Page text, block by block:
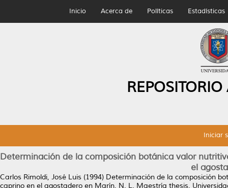
Inicio Acerca de Políticas Estadísticas
Iniciar
Determinación de la composición botánica valor
el
Carlos Rimoldi, José Luis (1994) Determinación de la composición
caprino en el agostadero en Marín, N. L. Maestría thesis,